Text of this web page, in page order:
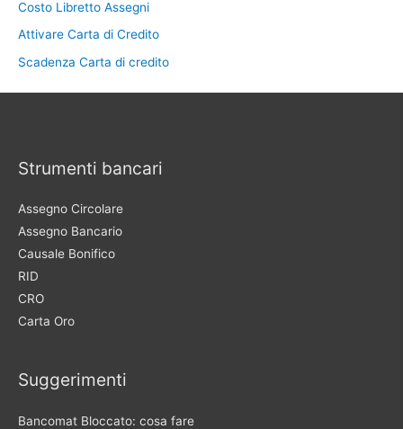
Costo Libretto Assegni
Attivare Carta di Credito
Scadenza Carta di credito
Strumenti bancari
Assegno Circolare
Assegno Bancario
Causale Bonifico
RID
CRO
Carta Oro
Suggerimenti
Bancomat Bloccato: cosa fare